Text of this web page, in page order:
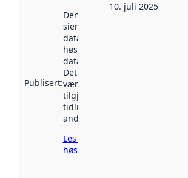
Publisert:
Denne datoen
sier når
datasettet ble
høstet av
data.norge.no.
Det kan ha
vært
tilgjengelig
tidligere
andre steder.
Les mer om
høsting her
10. juli 2025